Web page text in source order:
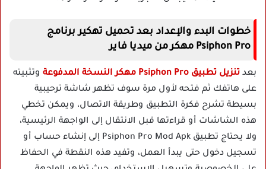
خطوات البدء والإعداد بعد تحميل تهكير برنامج
Psiphon Pro مهكر من ميديا فاير
بعد تنزيل تطبيق Psiphon Pro مهكر النسخة المدفوعة
وتثبيته
على هاتفك ثم فتحه لأول مرة سوف تظهر شاشة ترحيبية
بسيطة تشرح فكرة التطبيق وطريقة الاتصال، ويمكن تخطي
هذه الشاشات أو قراءتها قبل الانتقال إلى الواجهة الرئيسية،
ولا يحتاج تطبيق Psiphon Pro Mod Apk إلى إنشاء حساب أو
تسجيل دخول حتى يبدأ العمل، وتفيد هذه النقطة في الحفاظ